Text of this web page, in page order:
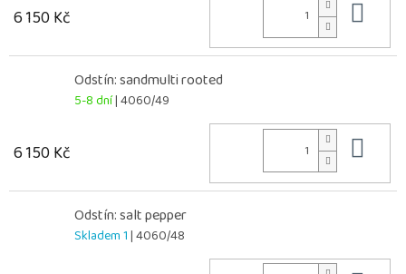
6 150 Kč
Odstín: sandmulti rooted
5-8 dní| 4060/49
6 150 Kč
Odstín: salt pepper
Skladem 1| 4060/48